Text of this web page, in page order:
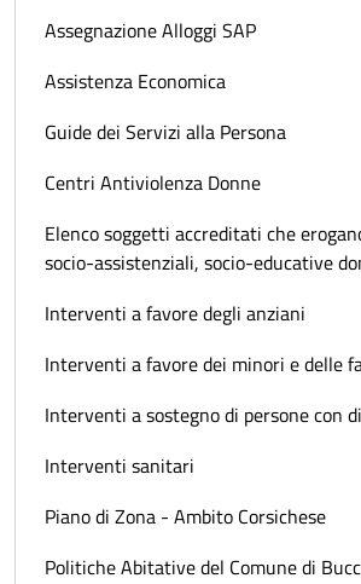
Assegnazione Alloggi SAP
Assistenza Economica
Guide dei Servizi alla Persona
Centri Antiviolenza Donne
Elenco soggetti accreditati che
socio-assistenziali, socio-educative
Interventi a favore degli anziani
Interventi a favore dei minori e delle
Interventi a sostegno di persone con
Interventi sanitari
Piano di Zona - Ambito Corsichese
Politiche Abitative del Comune di